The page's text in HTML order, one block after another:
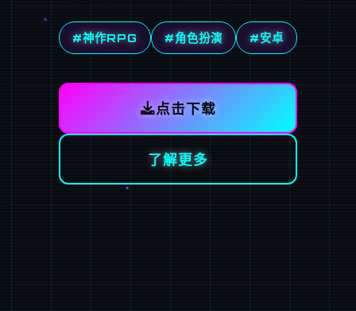
#神作RPG #角色扮演 #安卓
点击下载
了解更多